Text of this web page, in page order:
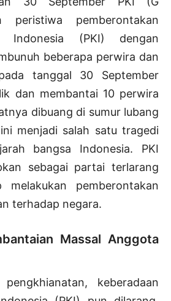
peristiwa pemberontakan
Indonesia (PKI) dengan
beberapa perwira dan
tanggal 30 September
dan membantai 10 perwira
dibuang di sumur lubang
menjadi salah satu tragedi
bangsa Indonesia. PKI
sebagai partai terlarang
melakukan pemberontakan
terhadap negara.
Massal Anggota
keberadaan